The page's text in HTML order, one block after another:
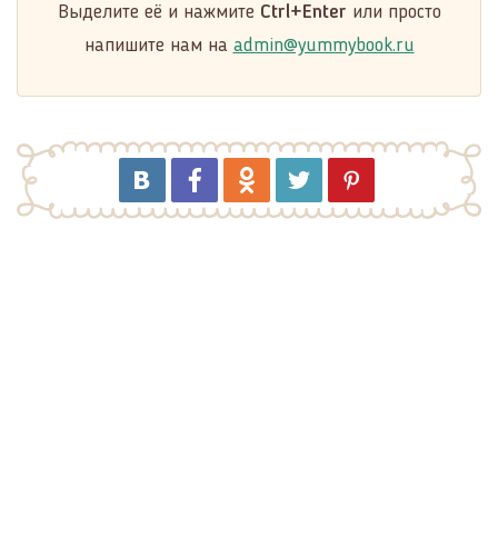
Выделите её и нажмите Ctrl+Enter или просто
напишите нам на admin@yummybook.ru